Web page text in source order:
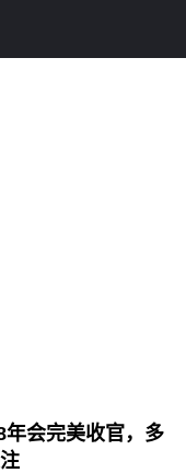
会完美收官，多